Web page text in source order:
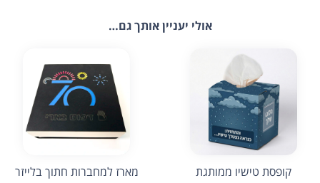
אולי יעניין אותך גם…
קופסת טישיו ממותגת מארז למחברות חתוך בלייזר